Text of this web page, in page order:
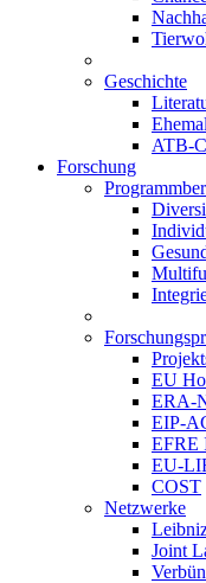
Geschichte
ATB-
Forschung
EU
ERA-
EIP-
EFRE
EU-
COST
Netzwerke
Joint